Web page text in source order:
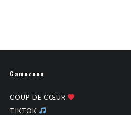
Gamezeen
COUP DE CŒUR
TIKTOK